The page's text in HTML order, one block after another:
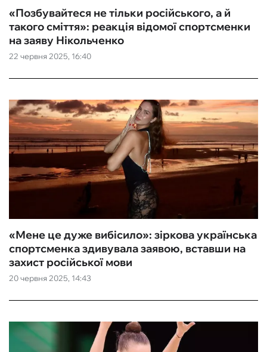
22 червня 2025, 16:40
«Позбувайтеся не тільки російського, а й
такого сміття‎»: реакція відомої спортсменки
на заяву Нікольченко
20 червня 2025, 14:43
«Мене це дуже вибісило‎»: зіркова українська
спортсменка здивувала заявою, вставши на
захист російської мови